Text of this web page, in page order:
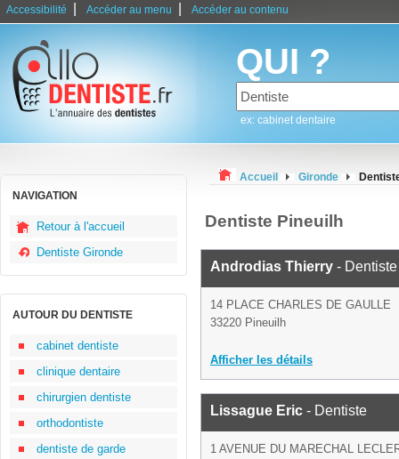
Accessibilité Accéder au menu Accéder au contenu
QUI ?
ex: cabinet dentaire
NAVIGATION
Retour à l'accueil
Dentiste Gironde
AUTOUR DU DENTISTE
cabinet dentiste
clinique dentaire
chirurgien dentiste
orthodontiste
dentiste de garde
Accueil Gironde
Dentiste Pineuilh
Androdias Thierry - Dentiste
14 PLACE CHARLES DE GAULLE
33220 Pineuilh
Afficher les détails
Lissague Eric - Dentiste
1 AVENUE DU MARECHAL